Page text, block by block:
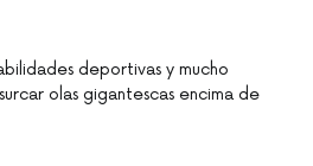
deportivas y mucho
olas gigantescas encima de